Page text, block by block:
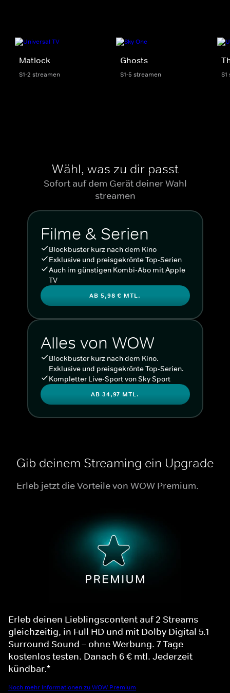
Matlock
S1-2 streamen
Ghosts
S1-5 streamen
Wähl, was zu dir passt
Sofort auf dem Gerät deiner Wahl
streamen
Filme & Serien
Blockbuster kurz nach dem Kino
Exklusive und preisgekrönte Top-Serien
Auch im günstigen Kombi-Abo mit Apple
TV
AB 5,98 € MTL.
Alles von WOW
Blockbuster kurz nach dem Kino.
Exklusive und preisgekrönte Top-Serien.
Kompletter Live-Sport von Sky Sport
AB 34,97 MTL.
Gib deinem Streaming ein Upgrade
Erleb jetzt die Vorteile von WOW Premium.
Erleb deinen Lieblingscontent auf 2 Streams
gleichzeitig, in Full HD und mit Dolby Digital 5.1
Surround Sound – ohne Werbung. 7 Tage
kostenlos testen. Danach 6 € mtl. Jederzeit
kündbar.*
Noch mehr Informationen zu WOW Premium